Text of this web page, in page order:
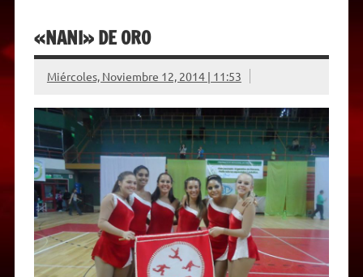
«NANI» DE ORO
Miércoles, Noviembre 12, 2014 | 11:53